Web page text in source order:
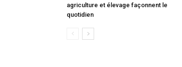
agriculture et élevage façonnent le
quotidien